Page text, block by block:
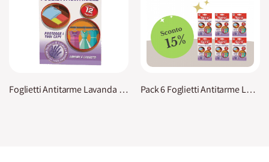
Foglietti Antitarme Lavanda Spira Pack 6 Foglietti Antitarme Lavanda Spira